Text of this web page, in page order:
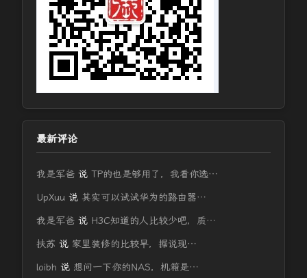
最新评论
我是军爸 说 TP的也是够用了，我看你选…
UpXuu 说 其实可以试试华为的路由器…
我是军爸 说 H3C知道的人比较少吧，质…
扶苏 说 家里装修的比较早，据说现…
loibh 说 想问一下你的NAS，机箱是…